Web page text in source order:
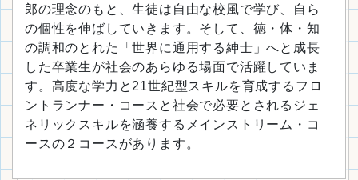
郎の理念のもと、生徒は自由な校風で学び、自ら
の個性を伸ばしていきます。そして、徳・体・知
の調和のとれた「世界に通用する紳士」へと成長
した卒業生が社会のあらゆる場面で活躍していま
す。高度な学力と21世紀型スキルを育成するフロ
ントランナー・コースと社会で必要とされるジェ
ネリックスキルを涵養するメインストリーム・コ
ースの２コースがあります。